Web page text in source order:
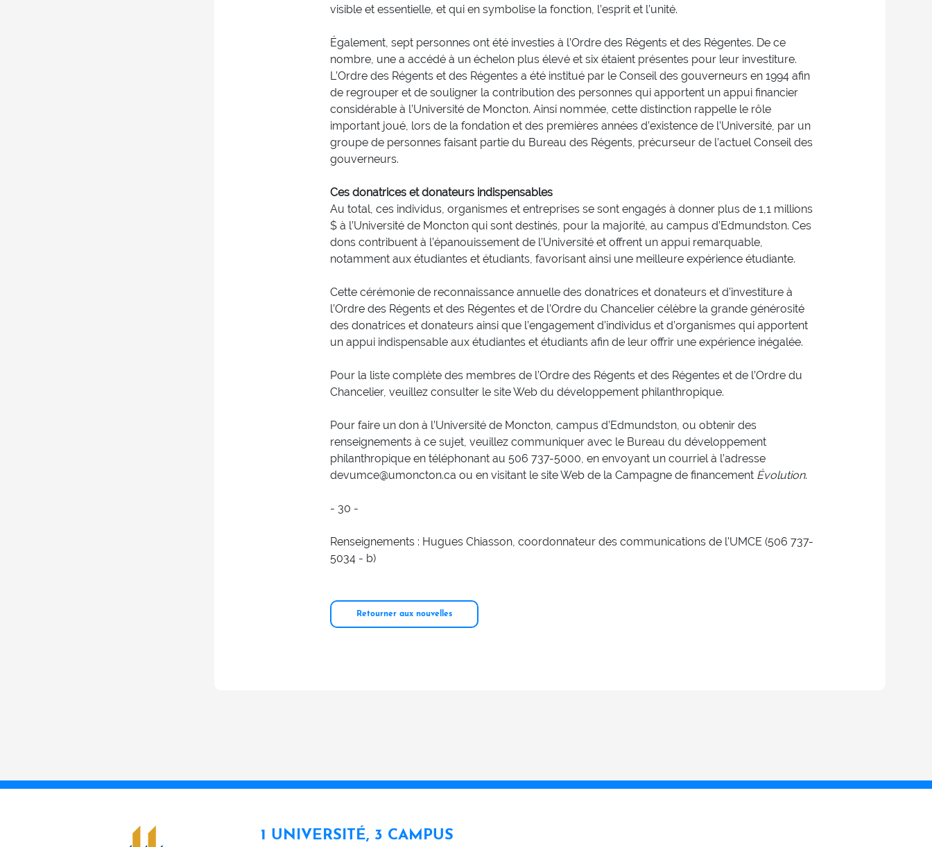
visible et essentielle, et qui en symbolise la fonction, l’esprit et l’unité.
Également, sept personnes ont été investies à l’Ordre des Régents et des Régentes. De ce
nombre, une a accédé à un échelon plus élevé et six étaient présentes pour leur investiture.
L’Ordre des Régents et des Régentes a été institué par le Conseil des gouverneurs en 1994 afin
de regrouper et de souligner la contribution des personnes qui apportent un appui financier
considérable à l’Université de Moncton. Ainsi nommée, cette distinction rappelle le rôle
important joué, lors de la fondation et des premières années d’existence de l’Université, par un
groupe de personnes faisant partie du Bureau des Régents, précurseur de l’actuel Conseil des
gouverneurs.
Ces donatrices et donateurs indispensables
Au total, ces individus, organismes et entreprises se sont engagés à donner plus de 1,1 millions
$ à l’Université de Moncton qui sont destinés, pour la majorité, au campus d’Edmundston. Ces
dons contribuent à l’épanouissement de l’Université et offrent un appui remarquable,
notamment aux étudiantes et étudiants, favorisant ainsi une meilleure expérience étudiante.
Cette cérémonie de reconnaissance annuelle des donatrices et donateurs et d’investiture à
l’Ordre des Régents et des Régentes et de l’Ordre du Chancelier célèbre la grande générosité
des donatrices et donateurs ainsi que l’engagement d’individus et d’organismes qui apportent
un appui indispensable aux étudiantes et étudiants afin de leur offrir une expérience inégalée.
Pour la liste complète des membres de l’Ordre des Régents et des Régentes et de l’Ordre du
Chancelier, veuillez consulter le site Web du développement philanthropique.
Pour faire un don à l’Université de Moncton, campus d’Edmundston, ou obtenir des
renseignements à ce sujet, veuillez communiquer avec le Bureau du développement
philanthropique en téléphonant au 506 737-5000, en envoyant un courriel à l’adresse
devumce@umoncton.ca ou en visitant le site Web de la Campagne de financement Évolution.
- 30 -
Renseignements : Hugues Chiasson, coordonnateur des communications de l'UMCE (506 737-
5034 - b)
Retourner aux nouvelles
1 UNIVERSITÉ, 3 CAMPUS